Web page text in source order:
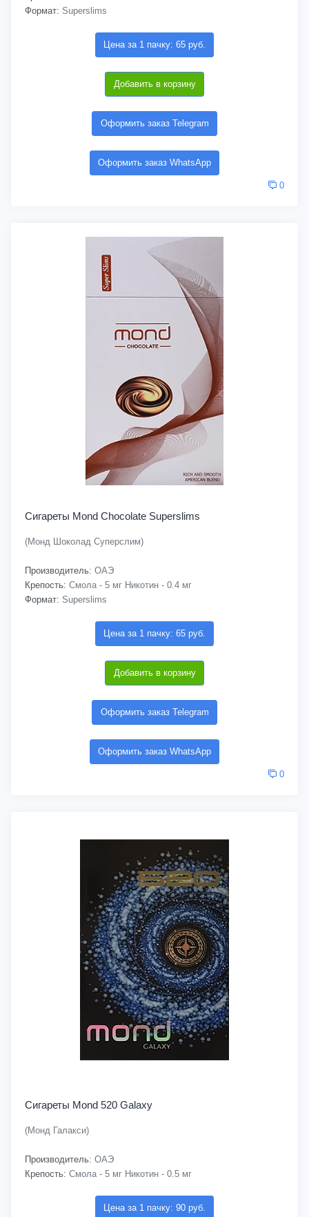
Формат: Superslims
Цена за 1 пачку: 65 руб.
Добавить в корзину
Оформить заказ Telegram
Оформить заказ WhatsApp
0
Сигареты Mond Chocolate Superslims
(Монд Шоколад Суперслим)
Производитель: ОАЭ
Крепость: Смола - 5 мг Никотин - 0.4 мг
Формат: Superslims
Цена за 1 пачку: 65 руб.
Добавить в корзину
Оформить заказ Telegram
Оформить заказ WhatsApp
0
Сигареты Mond 520 Galaxy
(Монд Галакси)
Производитель: ОАЭ
Крепость: Смола - 5 мг Никотин - 0.5 мг
Цена за 1 пачку: 90 руб.